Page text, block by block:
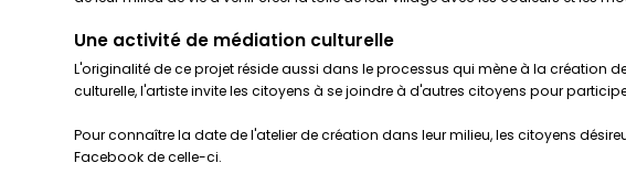
Une activité de médiation culturelle
L'originalité de ce projet réside aussi dans le processus qui mène à la création
culturelle, l'artiste invite les citoyens à se joindre à d'autres citoyens pour
Pour connaître la date de l'atelier de création dans leur milieu, les citoyens
Facebook de celle-ci.